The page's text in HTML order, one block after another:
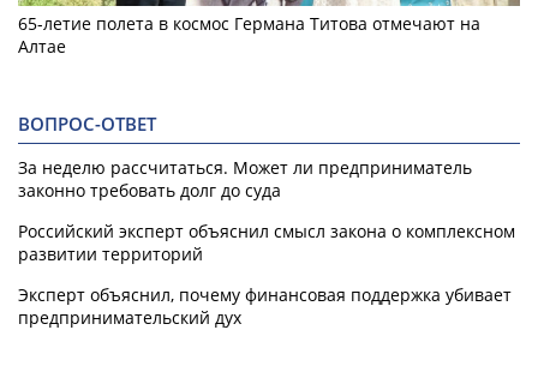
65-летие полета в космос Германа Титова отмечают на
Алтае
ВОПРОС-ОТВЕТ
За неделю рассчитаться. Может ли предприниматель
законно требовать долг до суда
Российский эксперт объяснил смысл закона о комплексном
развитии территорий
Эксперт объяснил, почему финансовая поддержка убивает
предпринимательский дух